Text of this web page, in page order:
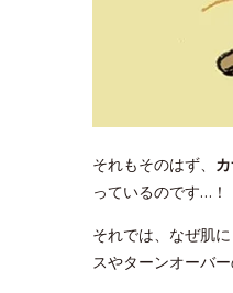
それもそのはず、
っているのです…！
それでは、なぜ肌
スやターンオーバ